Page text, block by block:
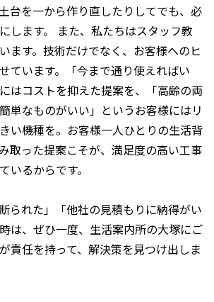
台を一から作り直したりしてでも、必
します。 また、私たちはスタッフ教
ます。技術だけでなく、お客様へのヒ
ています。「今まで通り使えればい
はコストを抑えた提案を、「高齢の両
単なものがいい」というお客様にはリ
い機種を。お客様一人ひとりの生活背
取った提案こそが、満足度の高い工事
いるからです。
られた」「他社の見積もりに納得がい
は、ぜひ一度、生活案内所の大塚にご
責任を持って、解決策を見つけ出しま